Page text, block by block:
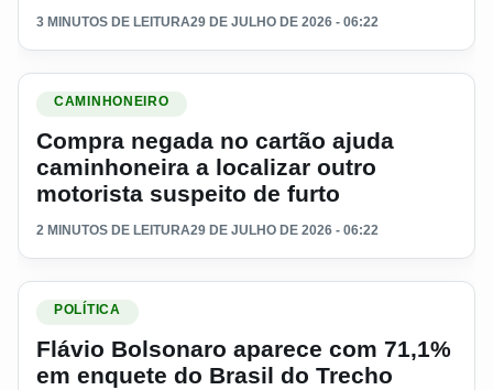
3 MINUTOS DE LEITURA29 DE JULHO DE 2026 - 06:22
Ler materia: Compra negada no cartão ajuda caminhoneira
CAMINHONEIRO
Compra negada no cartão ajuda
caminhoneira a localizar outro
motorista suspeito de furto
2 MINUTOS DE LEITURA29 DE JULHO DE 2026 - 06:22
Ler materia: Flávio Bolsonaro aparece com 71,1% em
POLÍTICA
Flávio Bolsonaro aparece com 71,1%
em enquete do Brasil do Trecho